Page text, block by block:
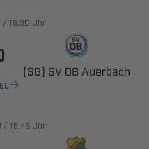
/ Uhr
   
/  Uhr